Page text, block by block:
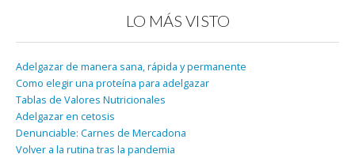
LO MÁS VISTO
Adelgazar de manera sana, rápida y permanente
Como elegir una proteína para adelgazar
Tablas de Valores Nutricionales
Adelgazar en cetosis
Denunciable: Carnes de Mercadona
Volver a la rutina tras la pandemia